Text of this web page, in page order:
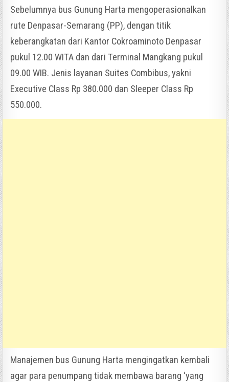
Sebelumnya bus Gunung Harta mengoperasionalkan
rute Denpasar-Semarang (PP), dengan titik
keberangkatan dari Kantor Cokroaminoto Denpasar
pukul 12.00 WITA dan dari Terminal Mangkang pukul
09.00 WIB. Jenis layanan Suites Combibus, yakni
Executive Class Rp 380.000 dan Sleeper Class Rp
550.000.
Manajemen bus Gunung Harta mengingatkan kembali
agar para penumpang tidak membawa barang ‘yang